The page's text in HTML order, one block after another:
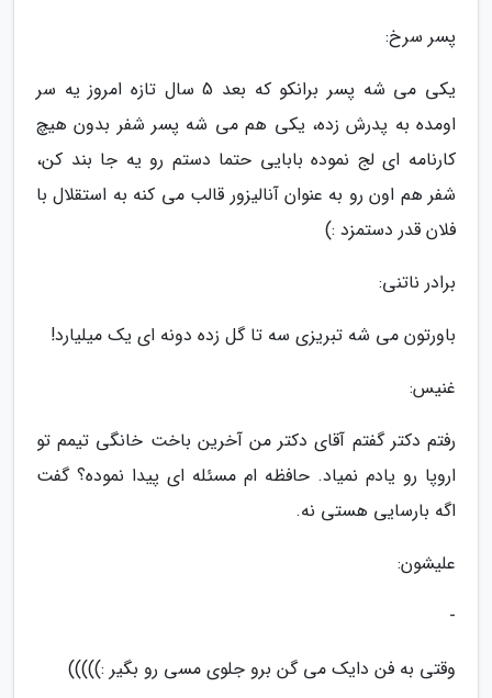
پسر سرخ:
یکی می شه پسر برانکو که بعد 5 سال تازه امروز یه سر
اومده به پدرش زده، یکی هم می شه پسر شفر بدون هیچ
کارنامه ای لج نموده بابایی حتما دستم رو یه جا بند کن،
شفر هم اون رو به عنوان آنالیزور قالب می کنه به استقلال با
فلان قدر دستمزد :)
برادر ناتنی:
باورتون می شه تبریزی سه تا گل زده دونه ای یک میلیارد!
غنیس:
رفتم دکتر گفتم آقای دکتر من آخرین باخت خانگی تیمم تو
اروپا رو یادم نمیاد. حافظه ام مسئله ای پیدا نموده؟ گفت
اگه بارسایی هستی نه.
علیشون:
-
وقتی به فن دایک می گن برو جلوی مسی رو بگیر :)))))